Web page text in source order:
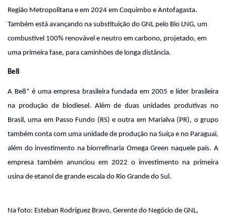
Região Metropolitana e em 2024 em Coquimbo e Antofagasta.
Também está avançando na substituição do GNL pelo Bio LNG, um
combustível 100% renovável e neutro em carbono, projetado, em
uma primeira fase, para caminhões de longa distância.
Be8
A Be8* é uma empresa brasileira fundada em 2005 e líder brasileira
na produção de biodiesel. Além de duas unidades produtivas no
Brasil, uma em Passo Fundo (RS) e outra em Marialva (PR), o grupo
também conta com uma unidade de produção na Suíça e no Paraguai,
além do investimento na biorrefinaria Omega Green naquele país. A
empresa também anunciou em 2022 o investimento na primeira
usina de etanol de grande escala do Rio Grande do Sul.
Na foto: Esteban Rodríguez Bravo, Gerente do Negócio de GNL,